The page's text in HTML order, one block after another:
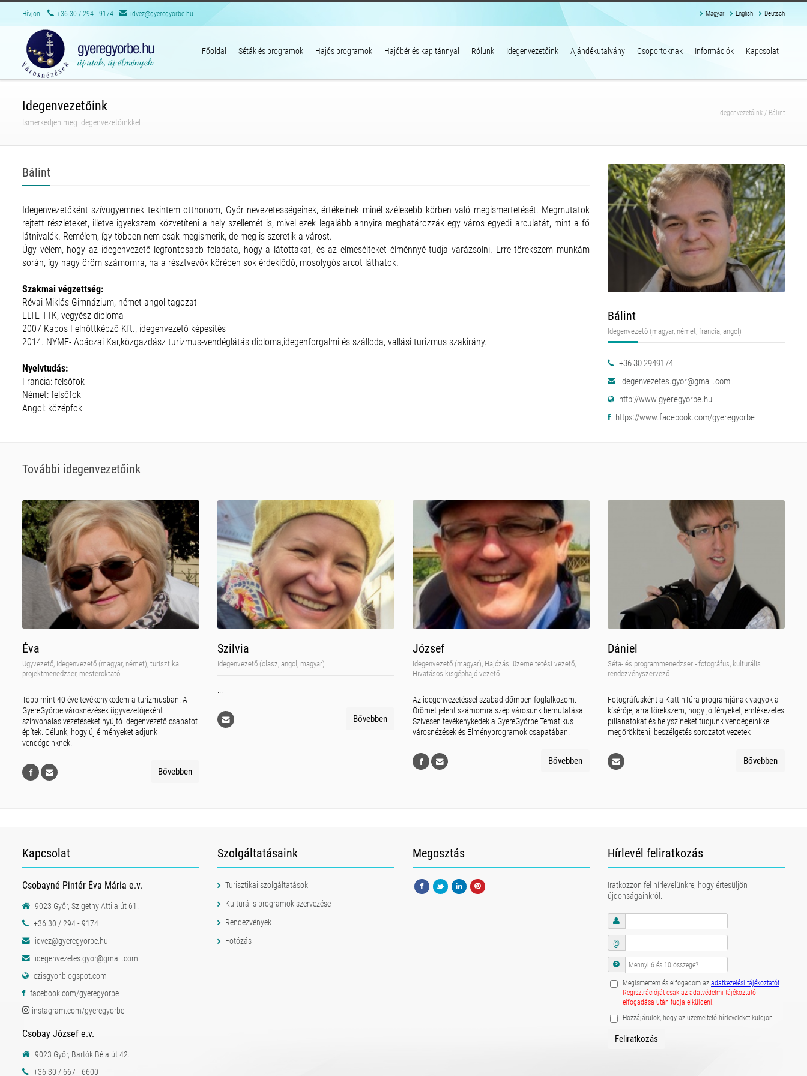
Hívjon: +36 30 / 294 - 9174 idvez@gyeregyorbe.hu Magyar English Deutsch
Főoldal Séták és programok Hajós programok Hajóbérlés kapitánnyal Rólunk Idegenvezetőink Ajándékutalvány Csoportoknak Információk Kapcsolat
Idegenvezetőink
Ismerkedjen meg idegenvezetőinkkel
Idegenvezetőink / Bálint
Bálint
Idegenvezető (magyar, német, francia, angol)
+36 30 2949174
idegenvezetes.gyor@gmail.com
http://www.gyeregyorbe.hu
https://www.facebook.com/gyeregyorbe
Bálint
Idegenvezetőként szívügyemnek tekintem otthonom, Győr nevezetességeinek, értékeinek minél szélesebb körben való megismertetését. Megmutatok
rejtett részleteket, illetve igyekszem közvetíteni a hely szellemét is, mivel ezek legalább annyira meghatározzák egy város egyedi arculatát, mint a fő
látnivalók. Remélem, így többen nem csak megismerik, de meg is szeretik a várost.
Úgy vélem, hogy az idegenvezető legfontosabb feladata, hogy a látottakat, és az elmesélteket élménnyé tudja varázsolni. Erre törekszem munkám
során, így nagy öröm számomra, ha a résztvevők körében sok érdeklődő, mosolygós arcot láthatok.
Szakmai végzettség:
Révai Miklós Gimnázium, német-angol tagozat
ELTE-TTK, vegyész diploma
2007 Kapos Felnőttképző Kft., idegenvezető képesítés
2014. NYME- Apáczai Kar,közgazdász turizmus-vendéglátás diploma,idegenforgalmi és szálloda, vallási turizmus szakirány.
Nyelvtudás:
Francia: felsőfok
Német: felsőfok
Angol: középfok
További idegenvezetőink
Éva
Ügyvezető, idegenvezető (magyar, német), turisztikai
projektmenedzser, mesteroktató
Több mint 40 éve tevékenykedem a turizmusban. A
GyereGyőrbe városnézések ügyvezetőjeként
színvonalas vezetéseket nyújtó idegenvezető csapatot
építek. Célunk, hogy új élményeket adjunk
vendégeinknek.
Bővebben
Szilvia
idegenvezető (olasz, angol, magyar)
...
Bővebben
József
Idegenvezető (magyar), Hajózási üzemeltetési vezető,
Hivatásos kisgéphajó vezető
Az idegenvezetéssel szabadidőmben foglalkozom.
Örömet jelent számomra szép városunk bemutatása.
Szívesen tevékenykedek a GyereGyőrbe Tematikus
városnézések és Élményprogramok csapatában.
Bővebben
Dániel
Séta- és programmenedzser - fotográfus, kulturális
rendezvényszervező
Fotográfusként a KattinTúra programjának vagyok a
kísérője, arra törekszem, hogy jó fényeket, emlékezetes
pillanatokat és helyszíneket tudjunk vendégeinkkel
megörökíteni, beszélgetés sorozatot vezetek
Bővebben
Kapcsolat
Csobayné Pintér Éva Mária e.v.
9023 Győr, Szigethy Attila út 61.
+36 30 / 294 - 9174
idvez@gyeregyorbe.hu
idegenvezetes.gyor@gmail.com
ezisgyor.blogspot.com
facebook.com/gyeregyorbe
instagram.com/gyeregyorbe
Csobay József e.v.
9023 Győr, Bartók Béla út 42.
+36 30 / 667 - 6600
Szolgáltatásaink
Turisztikai szolgáltatások
Kulturális programok szervezése
Rendezvények
Fotózás
Megosztás Hírlevél feliratkozás
Iratkozzon fel hírlevelünkre, hogy értesüljön
újdonságainkról.
@
Megismertem és elfogadom az adatkezelési tájékoztatót
Regisztrációját csak az adatvédelmi tájékoztató
elfogadása után tudja elküldeni.
Hozzájárulok, hogy az üzemeltető hírleveleket küldjön
Feliratkozás